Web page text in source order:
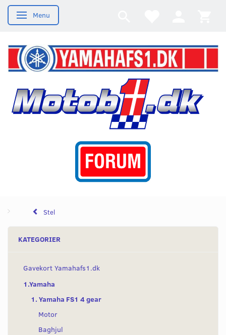
Skifte navigation
Menu
Stel
KATEGORIER
Gavekort Yamahafs1.dk
1.Yamaha
1. Yamaha FS1 4 gear
Motor
Baghjul